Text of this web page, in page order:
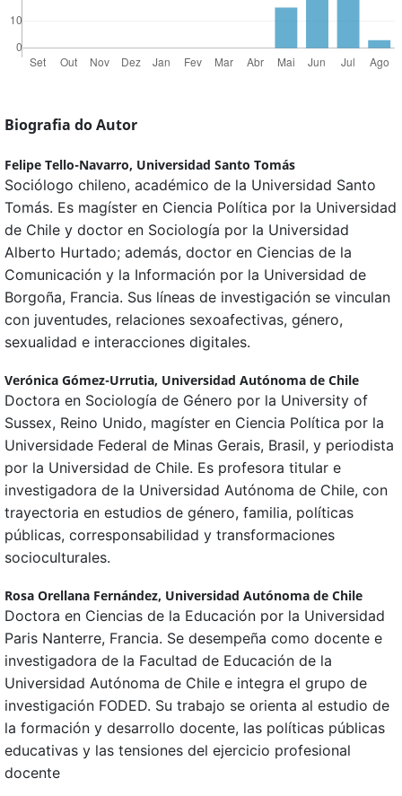
Biografia do Autor
Felipe Tello-Navarro, Universidad Santo Tomás
Sociólogo chileno, académico de la Universidad Santo
Tomás. Es magíster en Ciencia Política por la Universidad
de Chile y doctor en Sociología por la Universidad
Alberto Hurtado; además, doctor en Ciencias de la
Comunicación y la Información por la Universidad de
Borgoña, Francia. Sus líneas de investigación se vinculan
con juventudes, relaciones sexoafectivas, género,
sexualidad e interacciones digitales.
Verónica Gómez-Urrutia, Universidad Autónoma de Chile
Doctora en Sociología de Género por la University of
Sussex, Reino Unido, magíster en Ciencia Política por la
Universidade Federal de Minas Gerais, Brasil, y periodista
por la Universidad de Chile. Es profesora titular e
investigadora de la Universidad Autónoma de Chile, con
trayectoria en estudios de género, familia, políticas
públicas, corresponsabilidad y transformaciones
socioculturales.
Rosa Orellana Fernández, Universidad Autónoma de Chile
Doctora en Ciencias de la Educación por la Universidad
Paris Nanterre, Francia. Se desempeña como docente e
investigadora de la Facultad de Educación de la
Universidad Autónoma de Chile e integra el grupo de
investigación FODED. Su trabajo se orienta al estudio de
la formación y desarrollo docente, las políticas públicas
educativas y las tensiones del ejercicio profesional
docente